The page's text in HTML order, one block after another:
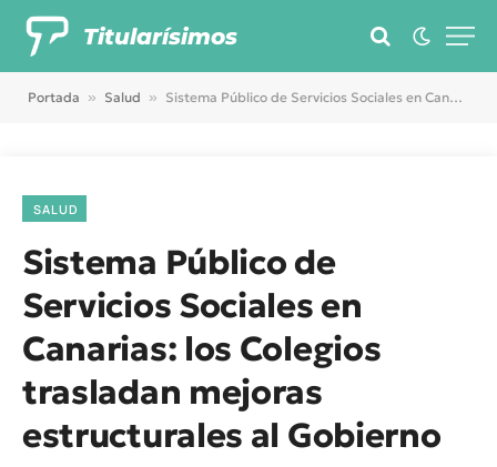
Titularísimos
Portada » Salud » Sistema Público de Servicios Sociales en Canarias: los Colegios trasladan mejoras estructurales al Gobierno
SALUD
Sistema Público de
Servicios Sociales en
Canarias: los Colegios
trasladan mejoras
estructurales al Gobierno